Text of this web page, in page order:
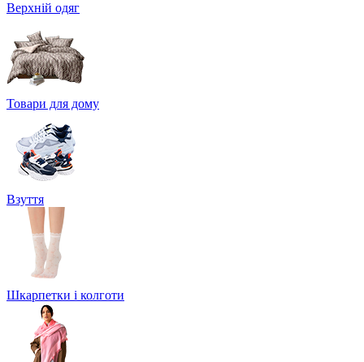
Верхній одяг
Товари для дому
Взуття
Шкарпетки і колготи